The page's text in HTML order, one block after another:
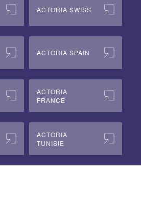
ACTORIA SWISS
ACTORIA SPAIN
ACTORIA
FRANCE
ACTORIA
TUNISIE